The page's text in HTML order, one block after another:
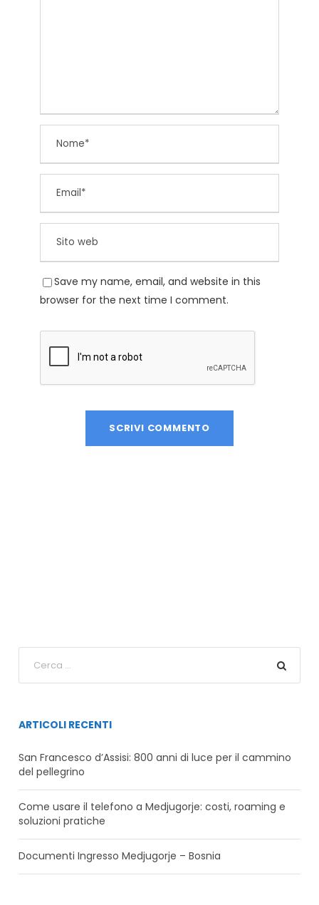
Save my name, email, and website in this
browser for the next time I comment.
ARTICOLI RECENTI
San Francesco d’Assisi: 800 anni di luce per il cammino
del pellegrino
Come usare il telefono a Medjugorje: costi, roaming e
soluzioni pratiche
Documenti Ingresso Medjugorje – Bosnia